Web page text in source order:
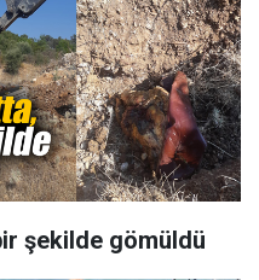
şekilde gömüldü